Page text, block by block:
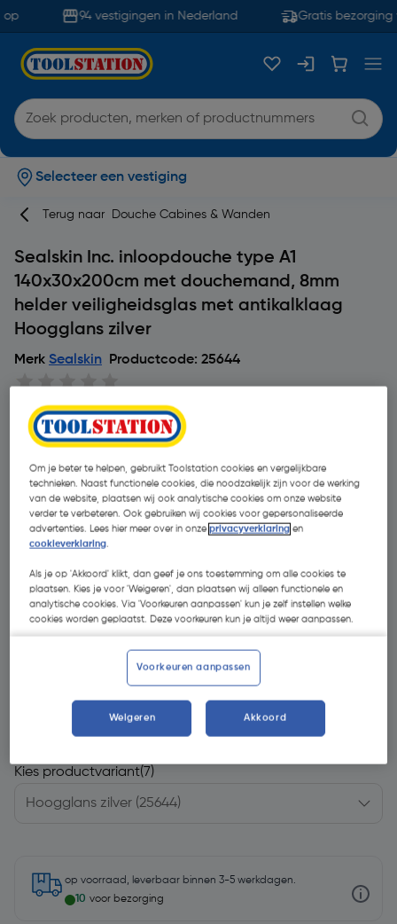
94 vestigingen in Nederland Gratis bezorging
Selecteer een vestiging
Terug naar Douche Cabines & Wanden
Sealskin Inc. inloopdouche type A1
140x30x200cm met douchemand, 8mm
helder veiligheidsglas met antikalklaag
Hoogglans zilver
Merk Sealskin Productcode: 25644
€ 495,00| Excl. btw € 409,09
Kies productvariant(7)
op voorraad, leverbaar binnen 3-5 werkdagen.
10 voor bezorging
Om je beter te helpen, gebruikt Toolstation cookies en vergelijkbare
technieken. Naast functionele cookies, die noodzakelijk zijn voor de werking
van de website, plaatsen wij ook analytische cookies om onze website
verder te verbeteren. Ook gebruiken wij cookies voor gepersonaliseerde
advertenties. Lees hier meer over in onzeprivacyverklaring en
cookieverklaring.
Als je op 'Akkoord' klikt, dan geef je ons toestemming om alle cookies te
plaatsen. Kies je voor 'Weigeren', dan plaatsen wij alleen functionele en
analytische cookies. Via 'Voorkeuren aanpassen' kun je zelf instellen welke
cookies worden geplaatst. Deze voorkeuren kun je altijd weer aanpassen.
Voorkeuren aanpassen
Weigeren Akkoord